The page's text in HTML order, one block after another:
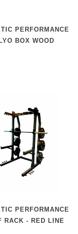
PERFORMANCE
BOX WOOD
PERFORMANCE
RACK - RED LINE